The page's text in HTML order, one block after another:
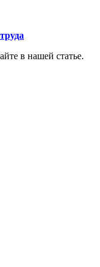
в нашей статье.